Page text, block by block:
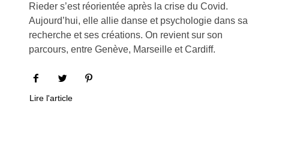
Rieder s’est réorientée après la crise du Covid.
Aujourd’hui, elle allie danse et psychologie dans sa
recherche et ses créations. On revient sur son
parcours, entre Genève, Marseille et Cardiff.
Lire l'article